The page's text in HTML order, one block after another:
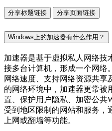
分享标题链接 分享页面链接
Windows上的加速器有什么作用？
加速器是基于虚拟私人网络技
接多台计算机，形成一个网络
网络速度、支持网络资源共享
的网络环境中，加速器更常被
置、保护用户隐私、加密公共
受到地区限制的网站和服务，
上网或翻墙等功能。